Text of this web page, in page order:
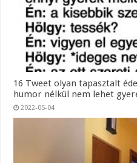
16 Tweet olyan tapasztalt
humor nélkül nem lehet
2022-05-04